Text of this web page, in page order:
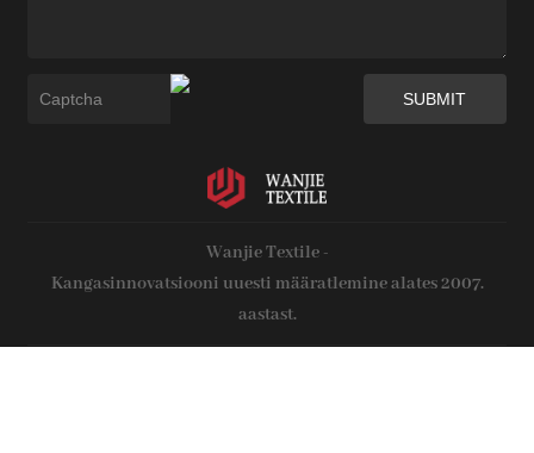
Wanjie Textile -
Kangasinnovatsiooni uuesti määratlemine alates 2007.
aastast.